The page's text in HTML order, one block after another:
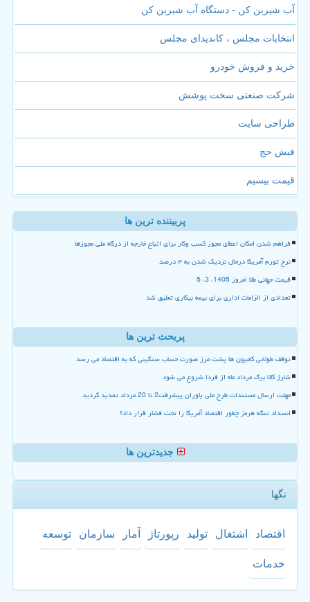
آب شیرین کن - دستگاه آب شیرین کن
انتخابات مجلس ، کاندیدای مجلس
خرید و فروش خودرو
شرکت صنعتی سخت پوشش
طراحی سایت
فیش حج
قیمت بیسیم
پربیننده ترین ها
فراهم شدن امکان اعطای مجوز کسب وکار برای اتباع خارجه از درگاه ملی مجوزها
نرخ تورم آمریکا درحال نزدیک شدن به ۴ درصد
قیمت جهانی طلا امروز 1405، 3، 5
تعدادی از الزامات اداری برای بیمه بیکاری تعلیق شد
پربحث ترین ها
توقف طولانی کامیون ها پشت مرز صورت حساب سنگینی که به اقتصاد می رسد
شارژ کالا برگ مرداد ماه از فردا شروع می شود
مهلت ارسال مستندات طرح ملی یاوران پیشرفت2 تا 20 مرداد تمدید گردید
انسداد تنگه هرمز چطور اقتصاد آمریکا را تحت فشار قرار داد؟
جدیدترین ها
تگها
اقتصاد اشتغال تولید رپورتاژ آمار سازمان توسعه
خدمات